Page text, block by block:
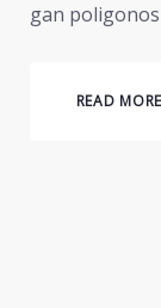
gan
READ MORE